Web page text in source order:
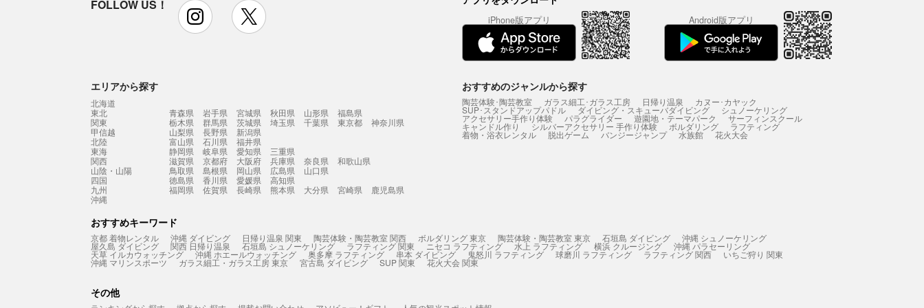
FOLLOW US！ instagram
iPhone版アプリ Android版アプリ
エリアから探す
北海道
東北
青森県 岩手県 宮城県 秋田県 山形県
福島県
関東
栃木県 群馬県 茨城県 埼玉県 千葉県 東京都
神奈川県
甲信越
山梨県 長野県
新潟県
北陸
富山県 石川県
福井県
東海
静岡県 岐阜県 愛知県
三重県
関西
滋賀県 京都府 大阪府 兵庫県 奈良県
和歌山県
山陰・山陽
鳥取県 島根県 岡山県 広島県
山口県
四国
徳島県 香川県 愛媛県
高知県
九州
福岡県 佐賀県 長崎県 熊本県 大分県 宮崎県
鹿児島県
沖縄
おすすめのジャンルから探す
陶芸体験･陶芸教室 ガラス細工･ガラス工房 日帰り温泉 カヌー･カヤック
SUP･スタンドアップパドル ダイビング・スキューバダイビング シュノーケリング
アクセサリー手作り体験 パラグライダー 遊園地・テーマパーク サーフィンスクール
キャンドル作り シルバーアクセサリー 手作り体験 ボルダリング ラフティング
着物・浴衣レンタル 脱出ゲーム バンジージャンプ 水族館 花火大会
おすすめキーワード
京都 着物レンタル 沖縄 ダイビング 日帰り温泉 関東 陶芸体験・陶芸教室 関西 ボルダリング 東京 陶芸体験・陶芸教室 東京 石垣島 ダイビング 沖縄 シュノーケリング
屋久島 ダイビング 関西 日帰り温泉 石垣島 シュノーケリング ラフティング 関東 ニセコ ラフティング 水上 ラフティング 横浜 クルージング 沖縄 パラセーリング
天草 イルカウォッチング 沖縄 ホエールウォッチング 奥多摩 ラフティング 串本 ダイビング 鬼怒川 ラフティング 球磨川 ラフティング ラフティング 関西 いちご狩り 関東
沖縄 マリンスポーツ ガラス細工・ガラス工房 東京 宮古島 ダイビング SUP 関東 花火大会 関東
その他